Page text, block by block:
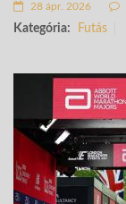
28 ápr. 2026
Kategória: Futás